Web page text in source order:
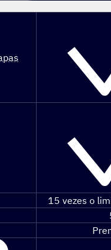
15 vezes o